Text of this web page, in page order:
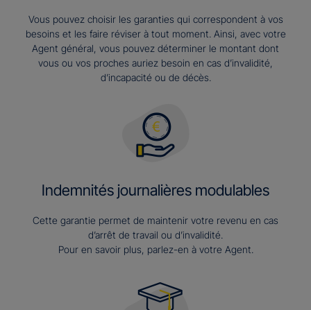
Vous pouvez choisir les garanties qui correspondent à vos
besoins et les faire réviser à tout moment. Ainsi, avec votre
Agent général, vous pouvez déterminer le montant dont
vous ou vos proches auriez besoin en cas d’invalidité,
d’incapacité ou de décès.
Indemnités journalières modulables
Cette garantie permet de maintenir votre revenu en cas
d’arrêt de travail ou d’invalidité.
Pour en savoir plus, parlez-en à votre Agent.